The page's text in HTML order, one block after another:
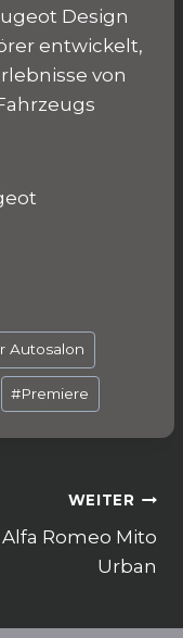
Design
entwickelt,
von
Autosalon
#Premiere
WEITER
Alfa Romeo Mito
Urban